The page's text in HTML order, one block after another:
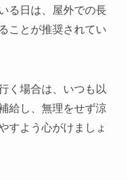
る日は、屋外での長
ことが推奨されてい
く場合は、いつも以
給し、無理をせず涼
すよう心がけましょ